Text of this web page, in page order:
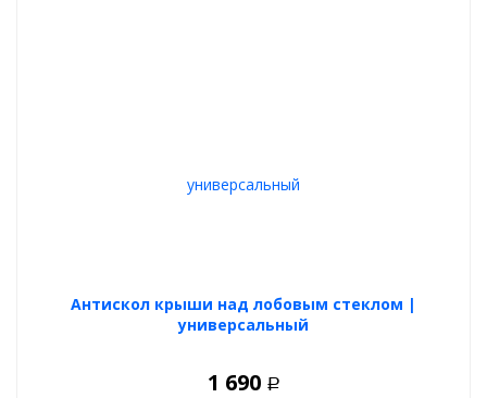
Антискол крыши над лобовым стеклом |
универсальный
1 690 Р